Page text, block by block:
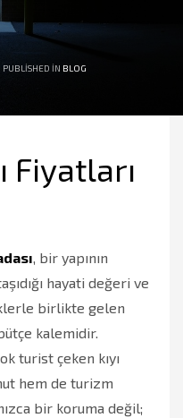
PUBLISHED IN BLOG
Fiyatları
, bir yapının
hayati değeri ve
birlikte gelen
kalemidir.
turist çeken kıyı
hem de turizm
bir koruma değil;